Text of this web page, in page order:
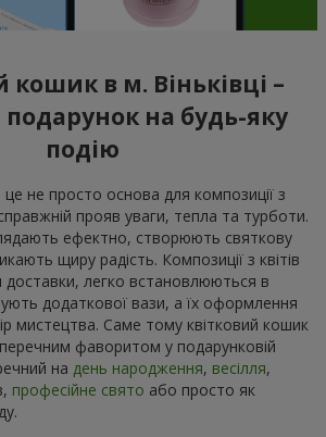
кошик в м. Віньківці –
на будь-яку
подію
не просто основа для композиції з
прояв уваги, тепла та турботи.
ефектно, створюють святкову
щиру радість. Композиції з квітів
доставки, легко встановлюються в
додаткової вази, а їх оформлення
мистецтва. Саме тому квітковий кошик
фаворитом у подарунковій
на день народження, весілля,
професійне свято або просто як